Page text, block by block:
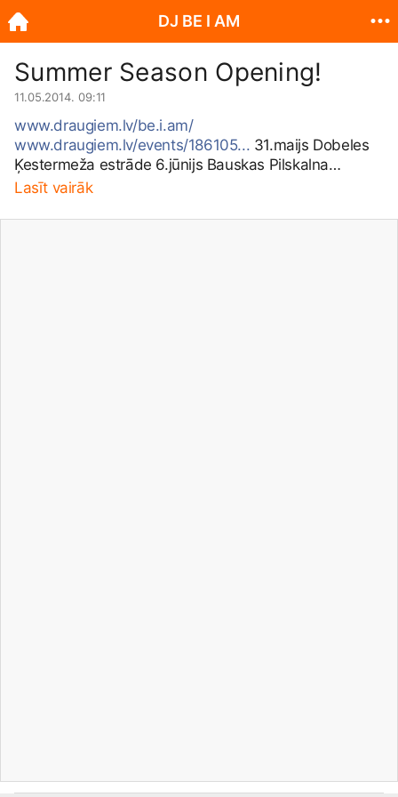
Summer Season Opening!
11.05.2014. 09:11
www.draugiem.lv/be.i.am/
www.draugiem.lv/events/186105...
Ķestermeža estrāde 6.jūnijs Bauskas Pilskalna
estrāde 7.jūnijs Pie Saldus ezera 13.jūnijs Alūksnes
Lasīt vairāk
DJ BE I AM